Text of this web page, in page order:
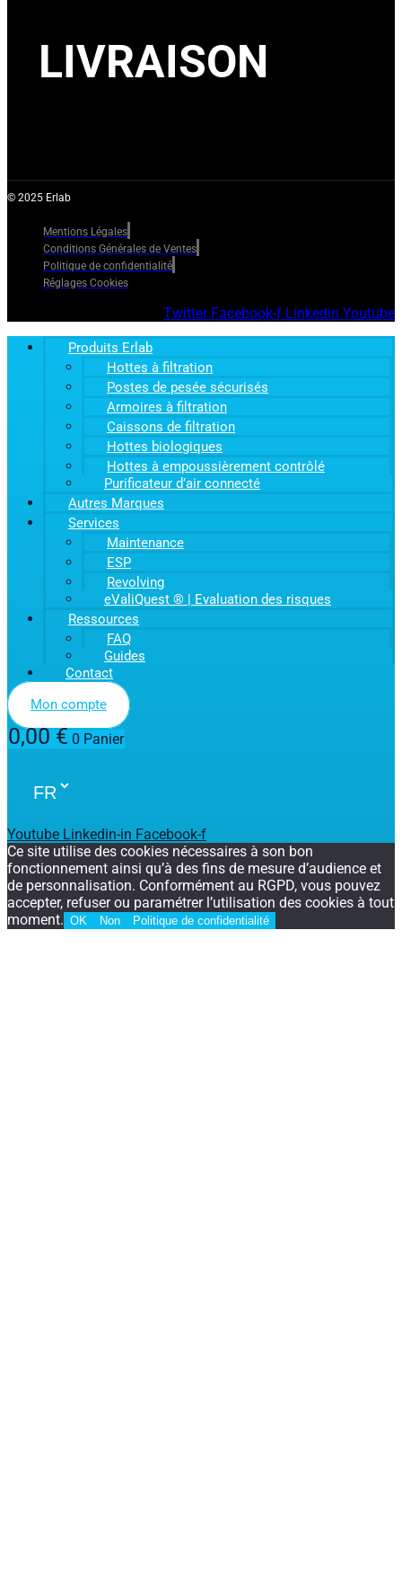
LIVRAISON
© 2025 Erlab
Mentions Légales
Conditions Générales de Ventes
Politique de confidentialité
Réglages Cookies
Twitter Facebook-f Linkedin Youtube
Produits Erlab
Hottes à filtration
Postes de pesée sécurisés
Armoires à filtration
Caissons de filtration
Hottes biologiques
Hottes à empoussièrement contrôlé
Purificateur d’air connecté
Autres Marques
Services
Maintenance
ESP
Revolving
eValiQuest ® | Evaluation des risques
Ressources
FAQ
Guides
Contact
Mon compte
0,00€ 0 Panier
Youtube Linkedin-in Facebook-f
Ce site utilise des cookies nécessaires à son bon
fonctionnement ainsi qu’à des fins de mesure d’audience et
de personnalisation. Conformément au RGPD, vous pouvez
accepter, refuser ou paramétrer l’utilisation des cookies à tout
moment. OK Non Politique de confidentialité